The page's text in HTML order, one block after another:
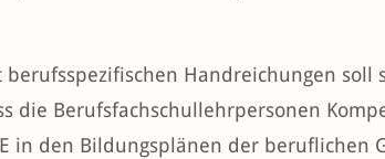
berufsspezifischen Handreichungen soll
die Berufsfachschullehrpersonen
in den Bildungsplänen der beruflichen